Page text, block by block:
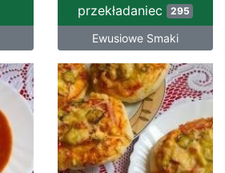
przekładaniec
295
Ewusiowe Smaki